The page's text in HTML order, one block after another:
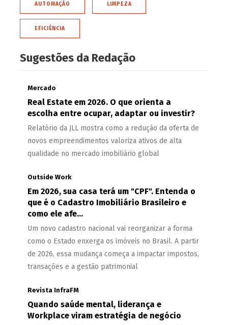
AUTOMAÇÃO LIMPEZA
EFICIÊNCIA
Sugestões da Redação
Mercado
Real Estate em 2026. O que orienta a
escolha entre ocupar, adaptar ou investir?
Relatório da JLL mostra como a redução da oferta de
novos empreendimentos valoriza ativos de alta
qualidade no mercado imobiliário global
Outside Work
Em 2026, sua casa terá um "CPF". Entenda o
que é o Cadastro Imobiliário Brasileiro e
como ele afe...
Um novo cadastro nacional vai reorganizar a forma
como o Estado enxerga os imóveis no Brasil. A partir
de 2026, essa mudança começa a impactar impostos,
transações e a gestão patrimonial
Revista InfraFM
Quando saúde mental, liderança e
Workplace viram estratégia de negócio